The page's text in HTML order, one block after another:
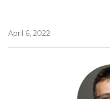
April 6, 2022